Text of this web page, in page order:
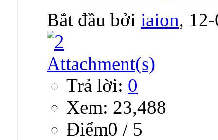
Bắt đầu bởi iaion,
Trả lời: 0
Xem: 23,488
Ðiểm0 / 5